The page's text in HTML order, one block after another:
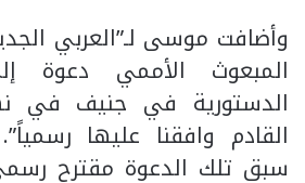
وأضافت موسى لـ”العربي
المبعوث الأممي دعوة
الدستورية في جنيف في
القادم وافقنا عليها
سبق تلك الدعوة مقترح